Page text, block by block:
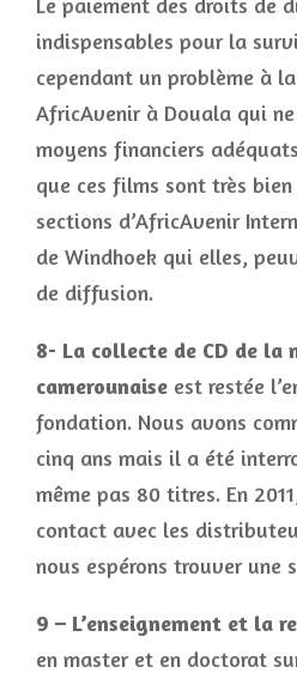
indispensables pour la
cependant un problème à
AfricAvenir à Douala qui
moyens financiers
que ces films sont très
sections d’AfricAvenir
de Windhoek qui elles,
de diffusion.
8- La collecte de CD de la
camerounaise est restée
fondation. Nous avons
cinq ans mais il a été
même pas 80 titres. En
contact avec les
nous espérons trouver une
9 – L’enseignement et la
en master et en doctorat